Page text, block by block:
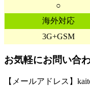
○
海外対応
3G+GSM
お気軽にお問い合
【メールアドレス】